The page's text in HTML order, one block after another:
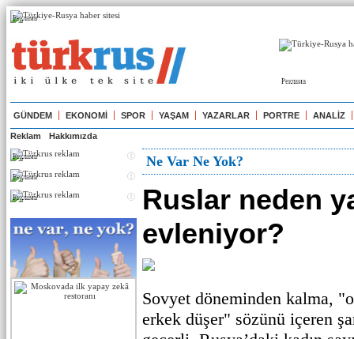
Реклама
Реклама
GÜNDEM EKONOMİ SPOR YAŞAM YAZARLAR PORTRE ANALİZ
Reklam Hakkımızda
Реклама
Реклама
Реклама
Ne Var Ne Yok?
Ruslar neden
evleniyor?
Sovyet döneminden kalma,
erkek düşer" sözünü içeren